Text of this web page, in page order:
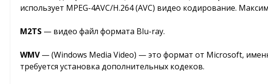
использует MPEG-4AVC/H.264 (AVC) видео кодирование.
M2TS — видео файл формата Blu-ray.
WMV— (Windows Media Video) — это формат от Microsoft,
требуется установка дополнительных кодеков.